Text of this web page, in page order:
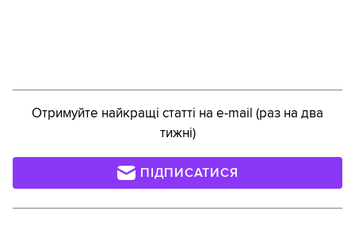
Отримуйте найкращі статті на e-mail (раз на два
тижні)
ПІДПИСАТИСЯ